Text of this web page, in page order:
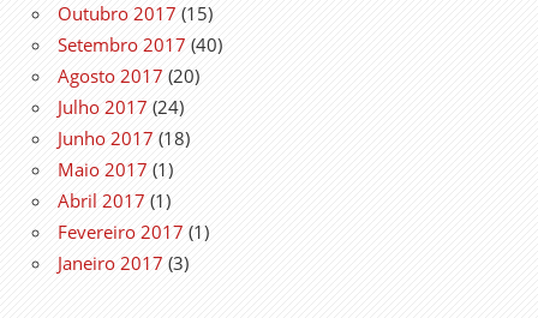
Outubro 2017 (15)
Setembro 2017 (40)
Agosto 2017 (20)
Julho 2017 (24)
Junho 2017 (18)
Maio 2017 (1)
Abril 2017 (1)
Fevereiro 2017 (1)
Janeiro 2017 (3)